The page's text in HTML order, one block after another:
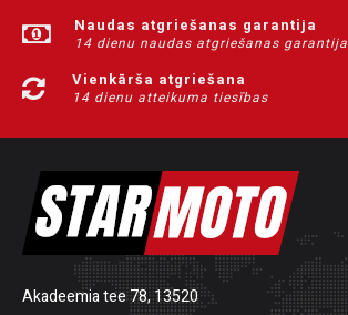
Naudas atgriešanas garantija
14 dienu naudas atgriešanas garantija
Vienkārša atgriešana
14 dienu atteikuma tiesības
Akadeemia tee 78, 13520